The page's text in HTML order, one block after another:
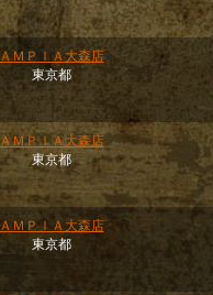
ＡＭＰＩＡ大森店
東京都
ＡＭＰＩＡ大森店
東京都
ＡＭＰＩＡ大森店
東京都